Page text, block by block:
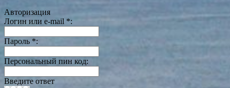
Авторизация
Логин или e-mail *:
Пароль *:
Персональный пин код:
Введите ответ